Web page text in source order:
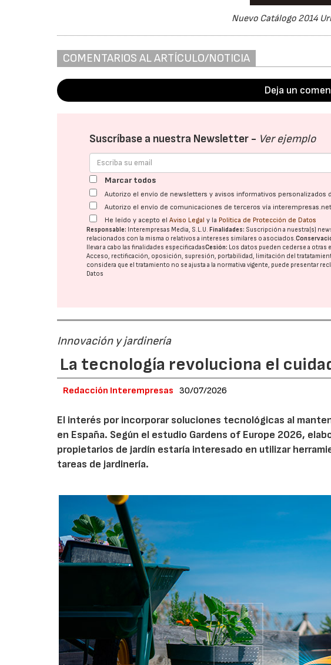
Nuevo Catálogo 2014
COMENTARIOS AL ARTÍCULO/NOTICIA
Deja un
Suscríbase a nuestra Newsletter - Ver ejemplo
Marcar todos
Autorizo el envío de newsletters y avisos informativos personalizados
Autorizo el envío de comunicaciones de terceros vía interempresas.net
He leído y acepto elAviso Legal y la Política de Protección de Datos
Responsable: Interempresas Media, S.L.U.Finalidades: Suscripción a nuestra(s)
relacionados con la misma o relativos a intereses similares o asociados.
llevar a cabo las finalidades especificadasCesión: Los datos pueden cederse a otras
Acceso, rectificación, oposición, supresión, portabilidad, limitación del
considera que el tratamiento no se ajusta a la normativa vigente, puede presentar
Datos
Innovación y jardinería
La tecnología revoluciona el
Redacción Interempresas 30/07/2026
El interés por incorporar soluciones tecnológicas al
en España. Según el estudio Gardens of Europe 2026,
propietarios de jardín estaría interesado en utilizar
tareas de jardinería.